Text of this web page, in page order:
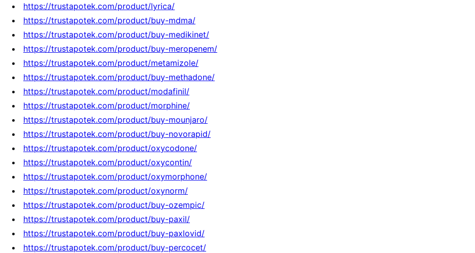
https://trustapotek.com/product/lyrica/
https://trustapotek.com/product/buy-mdma/
https://trustapotek.com/product/buy-medikinet/
https://trustapotek.com/product/buy-meropenem/
https://trustapotek.com/product/metamizole/
https://trustapotek.com/product/buy-methadone/
https://trustapotek.com/product/modafinil/
https://trustapotek.com/product/morphine/
https://trustapotek.com/product/buy-mounjaro/
https://trustapotek.com/product/buy-novorapid/
https://trustapotek.com/product/oxycodone/
https://trustapotek.com/product/oxycontin/
https://trustapotek.com/product/oxymorphone/
https://trustapotek.com/product/oxynorm/
https://trustapotek.com/product/buy-ozempic/
https://trustapotek.com/product/buy-paxil/
https://trustapotek.com/product/buy-paxlovid/
https://trustapotek.com/product/buy-percocet/